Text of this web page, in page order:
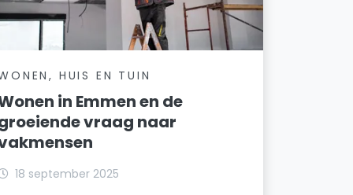
HUIS EN TUIN
in Emmen en de
vraag naar
18 september 2025